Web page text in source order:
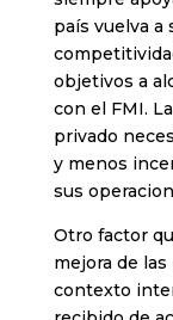
país vuelva a
objetivos a
con el FMI.
privado
y menos
sus
​Otro factor
mejora de
contexto